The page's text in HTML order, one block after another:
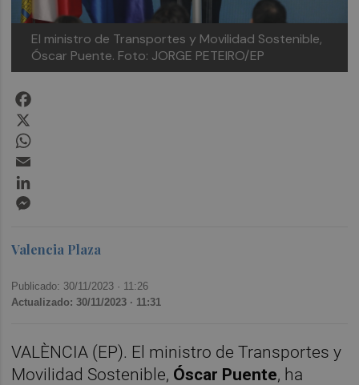
El ministro de Transportes y Movilidad Sostenible,
Óscar Puente. Foto: JORGE PETEIRO/EP
Valencia Plaza
Publicado: 30/11/2023 · 11:26
Actualizado: 30/11/2023 · 11:31
VALÈNCIA (EP). El ministro de Transportes y
Movilidad Sostenible, Óscar Puente, ha